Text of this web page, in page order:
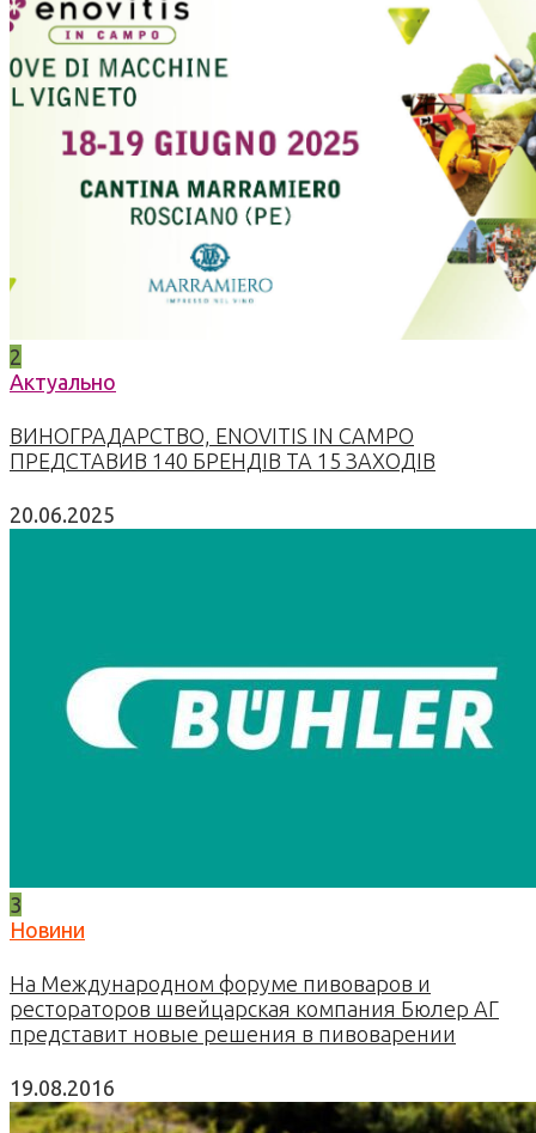
2
Актуально
ВИНОГРАДАРСТВО, ENOVITIS IN CAMPO
ПРЕДСТАВИВ 140 БРЕНДІВ ТА 15 ЗАХОДІВ
20.06.2025
3
Новини
На Международном форуме пивоваров и
рестораторов швейцарская компания Бюлер АГ
представит новые решения в пивоварении
19.08.2016